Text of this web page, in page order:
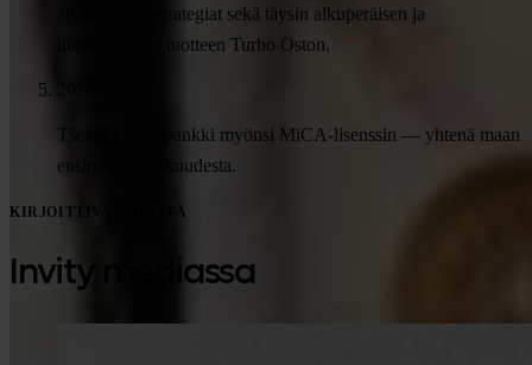
älykkäät ostostrategiat sekä täysin alkuperäisen ja
innovatiivisen tuotteen Turbo Oston.
Tšekin keskuspankki myönsi MiCA-lisenssin — yhtenä maan
ensimmäisistä kuudesta.
KIRJOITTIVAT MEISTÄ
Invity mediassa